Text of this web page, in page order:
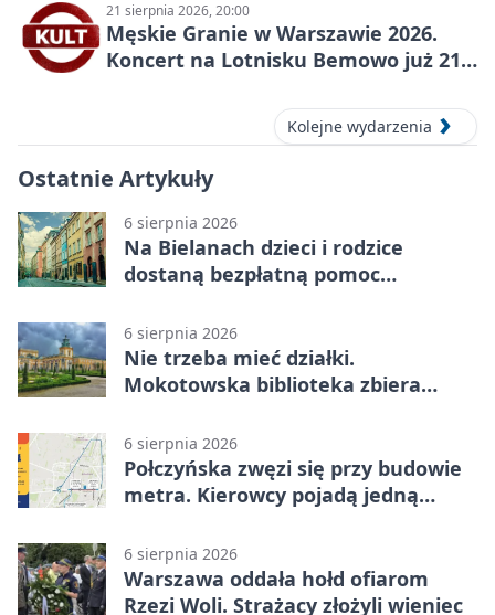
21 sierpnia 2026, 20:00
Męskie Granie w Warszawie 2026.
Koncert na Lotnisku Bemowo już 21
Kolejne wydarzenia
Ostatnie Artykuły
6 sierpnia 2026
Na Bielanach dzieci i rodzice
dostaną bezpłatną pomoc
6 sierpnia 2026
Nie trzeba mieć działki.
Mokotowska biblioteka zbiera
6 sierpnia 2026
Połczyńska zwęzi się przy budowie
metra. Kierowcy pojadą jedną
6 sierpnia 2026
Warszawa oddała hołd ofiarom
Rzezi Woli. Strażacy złożyli wieniec